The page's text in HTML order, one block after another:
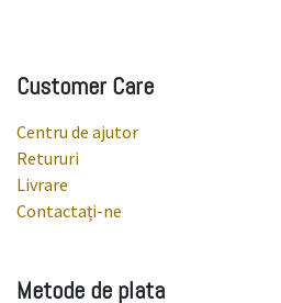
Customer Care
Centru de ajutor
Retururi
Livrare
Contactați-ne
Metode de plata